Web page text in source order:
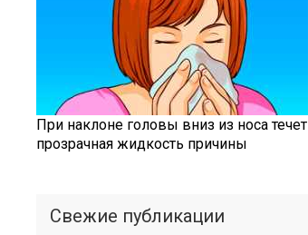
При наклоне головы вниз из носа течет
прозрачная жидкость причины
Свежие публикации